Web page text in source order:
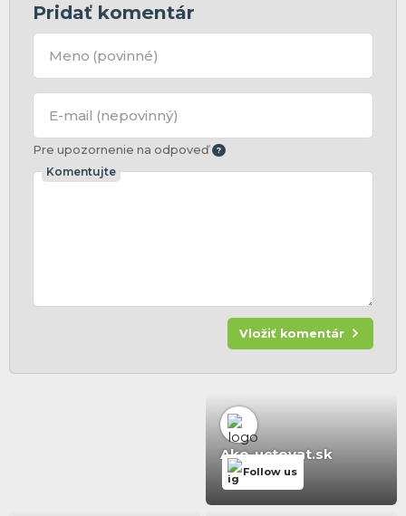
Pridať komentár
Meno (povinné)
E-mail (nepovinný)
Pre upozornenie na odpoveď
Komentujte
Vložiť komentár
Ako-uctovat.sk
Follow us